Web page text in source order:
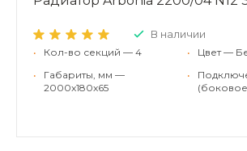
В наличии
•
Кол-во секций — 4
•
Габариты, мм —
2000x180x65
•
Цвет —
•